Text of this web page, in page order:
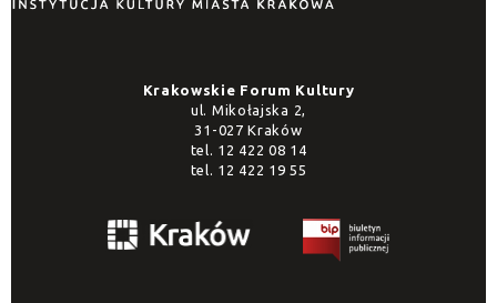
Krakowskie Forum Kultury
ul. Mikołajska 2,
31-027 Kraków
tel. 12 422 08 14
tel. 12 422 19 55